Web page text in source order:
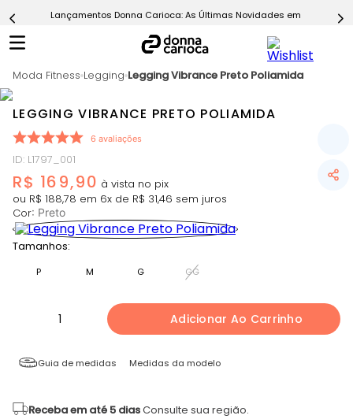
Lançamentos Donna Carioca: As Últimas Novidades em Moda
Moda Fitness Legging Legging Vibrance Preto Poliamida
LEGGING VIBRANCE PRETO POLIAMIDA
6 avaliações
ID: L1797_001
R$ 169,90
ou R$ 188,78 em 6x de R$ 31,46 sem juros
Cor: Preto
Tamanhos:
P M G GG
1 Adicionar Ao Carrinho
Guia de medidas Medidas da modelo
Receba em até 5 diasConsulte sua região.
Calça
7º Conjunto
9º
Ultimate Rosa
10ºChallenge Azul